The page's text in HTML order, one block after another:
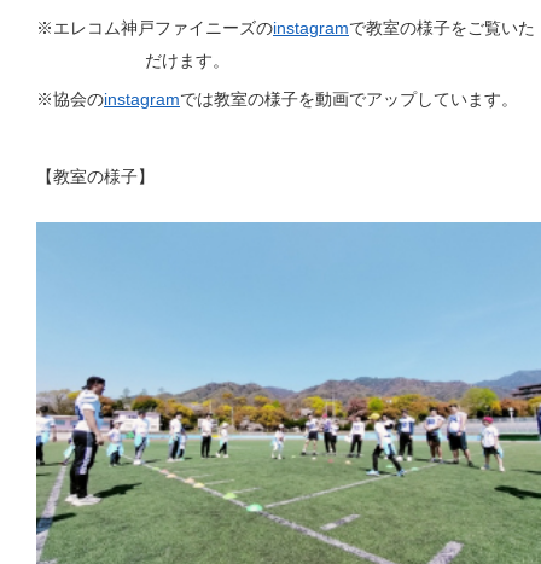
※エレコム神戸ファイニーズのinstagramで教室の様子をご覧いた
だけます。
※協会のinstagramでは教室の様子を動画でアップしています。
【教室の様子】